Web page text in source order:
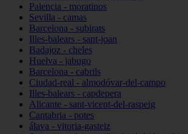
Palencia - moratinos
Sevilla - camas
Barcelona - subirats
Illes-balears - sant-joan
Badajoz - cheles
Huelva - jabugo
Barcelona - cabrils
Ciudad-real - almodóvar-del-campo
Illes-balears - capdepera
Alicante - sant-vicent-del-raspeig
Cantabria - potes
álava - vitoria-gasteiz